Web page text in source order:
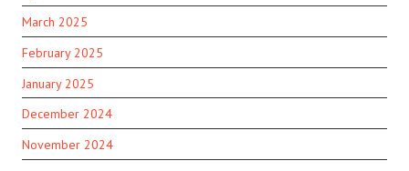
March 2025
February 2025
January 2025
December 2024
November 2024